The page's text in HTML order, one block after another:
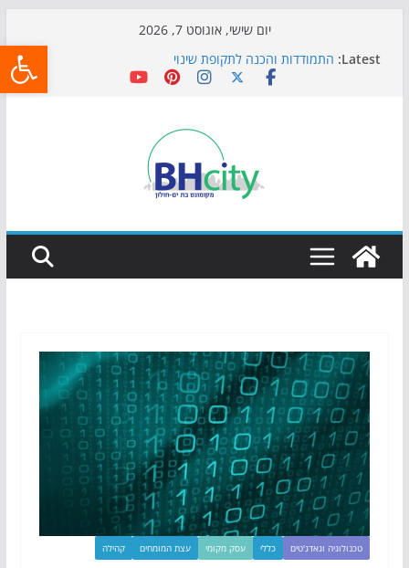
יום שישי, אוגוסט 7, 2026
Latest: התמודדות והכנה לתקופת שינוי
אי ההרפתקאות ממשיך לכבוש את הגינות: מאות משפחות
כדורגל באווירה מיוחדת: הקרנת גמר המונדיאל בטרמינל
הקיץ של בני הנוער בבת־ים: חוף הריביירה הופך למרחב
בטוח בשעות הערב
טכנולוגיה וגאדג'טים כללי עסק מקומי עצת המומחים קהילה